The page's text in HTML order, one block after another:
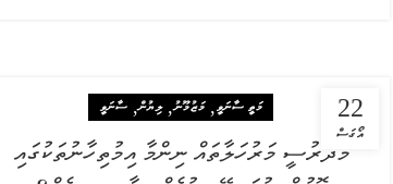
22
އޯގަސް
މަތީ ސާނަވީ ,މަޒުމޫނު,ލިޔުން,ސާނަވީ
މަދަރުސީ މަރުހަލާތައް ނިންމާ އިމުތިހާނުތަކުގައި